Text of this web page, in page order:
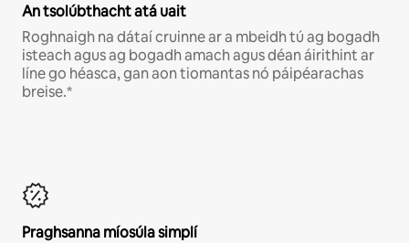
An tsolúbthacht atá uait
Roghnaigh na dátaí cruinne ar a mbeidh tú ag bogadh
isteach agus ag bogadh amach agus déan áirithint ar
líne go héasca, gan aon tiomantas nó páipéarachas
breise.*
Praghsanna míosúla simplí